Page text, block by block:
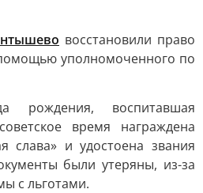
восстановили право
уполномоченного по
рождения, воспитавшая
время награждена
слава» и удостоена звания
были утеряны, из-за
с льготами.